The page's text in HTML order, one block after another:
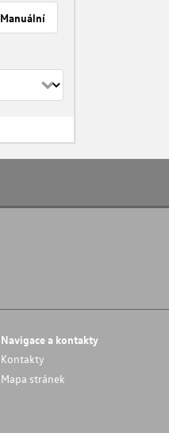
Manuální
Navigace a kontakty
Kontakty
Mapa stránek